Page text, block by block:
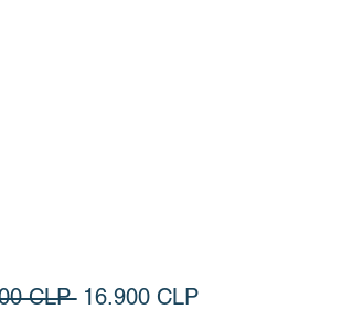
CLP Precio
16.900 CLPPrecio de oferta